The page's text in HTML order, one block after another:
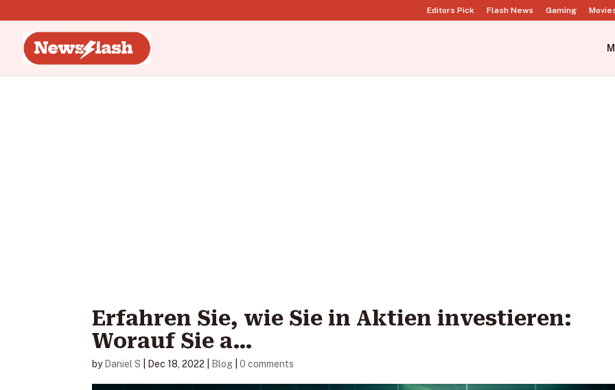
Editors Pick Flash News Gaming
Erfahren Sie, wie Sie in Aktien investieren:
Worauf Sie a…
by Daniel S Dec 18, 2022 Blog |0 comments